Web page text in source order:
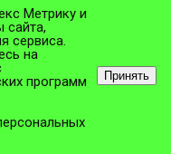
Метрику и
сайта,
сервиса.
на
программ
Принять